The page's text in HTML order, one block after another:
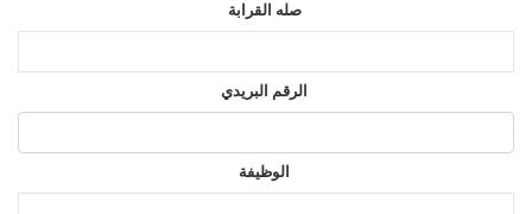
صله القرابة
الرقم البريدي
الوظيفة